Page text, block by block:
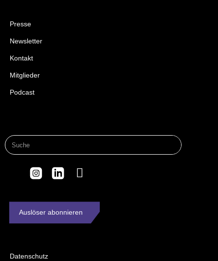
Presse
Newsletter
Kontakt
Mitglieder
Podcast
Auslöser abonnieren
Datenschutz